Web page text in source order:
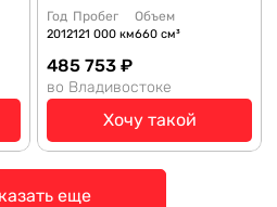
Год
2012
Пробег
121 000 км
Объем
660 см³
485 753 ₽
во Владивостоке
Хочу такой
еще